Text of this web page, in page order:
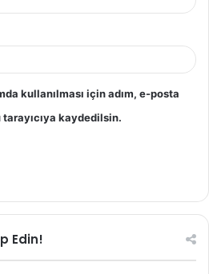
kullanılması için adım, e-posta
kaydedilsin.
Edin!